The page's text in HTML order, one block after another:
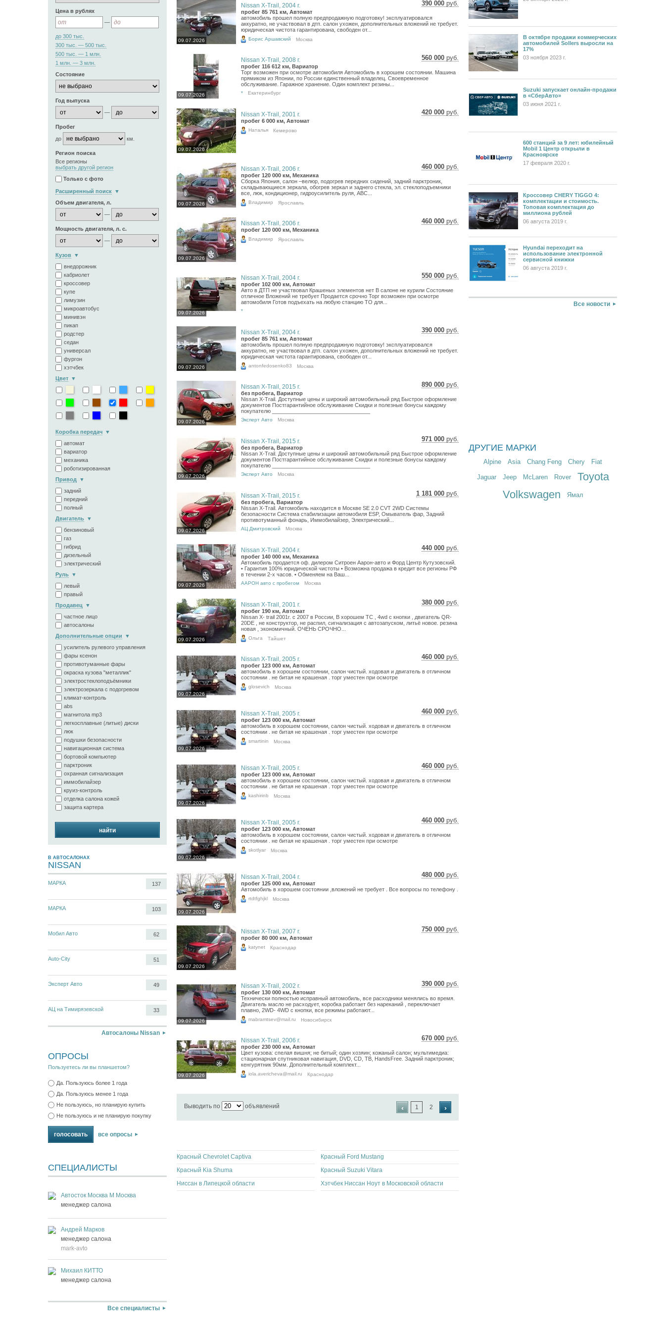
Цена в рублях
—
до 300 тыс.
300 тыс. — 500 тыс.
500 тыс. — 1 млн.
1 млн. — 3 млн.
Состояние
Год выпуска
—
Пробег
до
км.
Регион поиска
Все регионы
выбрать другой регион
Только с фото
Расширенный поиск
Объем двигателя, л.
—
Мощность двигателя, л. с.
—
Кузов
внедорожник
кабриолет
кроссовер
купе
лимузин
микроавтобус
минивэн
пикап
родстер
седан
универсал
фургон
хэтчбек
Цвет
Коробка передач
автомат
вариатор
механика
роботизированная
Привод
задний
передний
полный
Двигатель
бензиновый
газ
гибрид
дизельный
электрический
Руль
левый
правый
Продавец
частное лицо
автосалоны
Дополнительные опции
усилитель рулевого управления
фары ксенон
противотуманные фары
окраска кузова "металлик"
электростеклоподъёмники
электрозеркала с подогревом
климат-контроль
abs
магнитола mp3
легкосплавные (литые) диски
люк
подушки безопасности
навигационная система
бортовой компьютер
парктроник
охранная сигнализация
иммобилайзер
круиз-контроль
отделка салона кожей
защита картера
найти
В АВТОСАЛОНАХ
NISSAN
МАРКА 137
МАРКА 103
Мобил Авто 62
Auto-City 51
Эксперт Авто 49
АЦ на Тимирязевской 33
Автосалоны Nissan
ОПРОСЫ
Пользуетесь ли вы планшетом?
Да. Пользуюсь более 1 года
Да. Пользуюсь менее 1 года
Не пользуюсь, но планирую купить
Не пользуюсь и не планирую покупку
все опросы
СПЕЦИАЛИСТЫ
Автосток Москва М Москва
менеджер салона
Андрей Марков
менеджер салона
mark-avto
Михаил КИТТО
менеджер салона
Все специалисты
09.07.2026
390 000 руб.
5 704 €
Nissan X-Trail, 2004 г.
пробег 85 761 км, Автомат
автомобиль прошел полную предпродажную подготовку! эксплуатировался
аккуратно, не участвовал в дтп. салон ухожен, дополнительных вложений не требует.
юридическая чистота гарантирована, свободен от...
Борис Аршавский Москва
09.07.2026
560 000 руб.
8 190 €
Nissan X-Trail, 2008 г.
пробег 116 612 км, Вариатор
Торг возможен при осмотре автомобиля Автомобиль в хорошем состоянии. Машина
прямиком из Японии, по России единственный владелец. Своевременное
обслуживание. Гаражное хранение. Один комплект резины...
* Екатеринбург
09.07.2026
420 000 руб.
Nissan X-Trail, 2001 г.
пробег 6 000 км, Автомат
Наталья Кемерово
09.07.2026
460 000 руб.
6 728 €
Nissan X-Trail, 2006 г.
пробег 120 000 км, Механика
Сборка Япония, салон –велюр, подогрев передних сидений, задний парктроник,
складывающиеся зеркала, обогрев зеркал и заднего стекла, эл. стеклоподъемники
все, люк, кондиционер, гидроусилитель руля, АВС...
Владимир Ярославль
09.07.2026
460 000 руб.
Nissan X-Trail, 2006 г.
пробег 120 000 км, Механика
Владимир Ярославль
09.07.2026
550 000 руб.
8 044 €
Nissan X-Trail, 2004 г.
пробег 102 000 км, Автомат
Авто в ДТП не участвовал Крашеных элементов нет В салоне не курили Состояние
отличное Вложений не требует Продается срочно Торг возможен при осмотре
автомобиля Готов подъехать на любую станцию ТО для...
*
09.07.2026
390 000 руб.
5 704 €
Nissan X-Trail, 2004 г.
пробег 85 761 км, Автомат
автомобиль прошел полную предпродажную подготовку! эксплуатировался
аккуратно, не участвовал в дтп. салон ухожен, дополнительных вложений не требует.
юридическая чистота гарантирована, свободен от...
antonfedosenko83 Москва
09.07.2026
890 000 руб.
13 017 €
Nissan X-Trail, 2015 г.
без пробега, Вариатор
Nissan X-Trail. Доступные цены и широкий автомобильный ряд Быстрое оформление
документов Постгарантийное обслуживание Скидки и полезные бонусы каждому
покупателю _________________________________
Эксперт Авто Москва
09.07.2026
971 000 руб.
14 202 €
Nissan X-Trail, 2015 г.
без пробега, Вариатор
Nissan X-Trail. Доступные цены и широкий автомобильный ряд Быстрое оформление
документов Постгарантийное обслуживание Скидки и полезные бонусы каждому
покупателю _________________________________
Эксперт Авто Москва
09.07.2026
1 181 000 руб.
17 274 €
Nissan X-Trail, 2015 г.
без пробега, Вариатор
Nissan X-Trail. Автомобиль находится в Москве SE 2.0 CVT 2WD Системы
безопасности Система стабилизации автомобиля ESP, Омыватель фар, Задний
противотуманный фонарь, Иммобилайзер, Электрический...
АЦ Дмитровский Москва
09.07.2026
440 000 руб.
6 435 €
Nissan X-Trail, 2004 г.
пробег 140 000 км, Механика
Автомобиль продается оф. дилером Ситроен Аарон-авто и Форд Центр Кутузовский.
• Гарантия 100% юридической чистоты • Возможна продажа в кредит все регионы РФ
в течении 2-х часов. • Обменяем на Ваш...
ААРОН авто с пробегом Москва
09.07.2026
380 000 руб.
5 558 €
Nissan X-Trail, 2001 г.
пробег 190 км, Автомат
Nissan X- trail 2001г. c 2007 в России, В хорошем ТС , 4wd с кнопки , двигатель QR-
20DE , не конструктор, не распил, сигнализация с автозапуском, литьё новое. резина
новая , экономичный. ОЧЕНЬ СРОЧНО...
Ольга Тайшет
09.07.2026
460 000 руб.
6 728 €
Nissan X-Trail, 2005 г.
пробег 123 000 км, Автомат
автомобиль в хорошем состоянии, салон чистый. ходовая и двигатель в отличном
состоянии . не битая не крашеная . торг уместен при осмотре
glosevich Москва
09.07.2026
460 000 руб.
6 728 €
Nissan X-Trail, 2005 г.
пробег 123 000 км, Автомат
автомобиль в хорошем состоянии, салон чистый. ходовая и двигатель в отличном
состоянии . не битая не крашеная . торг уместен при осмотре
smartinin Москва
09.07.2026
460 000 руб.
6 728 €
Nissan X-Trail, 2005 г.
пробег 123 000 км, Автомат
автомобиль в хорошем состоянии, салон чистый. ходовая и двигатель в отличном
состоянии . не битая не крашеная . торг уместен при осмотре
kashirinb Москва
09.07.2026
460 000 руб.
6 728 €
Nissan X-Trail, 2005 г.
пробег 123 000 км, Автомат
автомобиль в хорошем состоянии, салон чистый. ходовая и двигатель в отличном
состоянии . не битая не крашеная . торг уместен при осмотре
skotlyar Москва
09.07.2026
480 000 руб.
7 020 €
Nissan X-Trail, 2004 г.
пробег 125 000 км, Автомат
Автомобиль в хорошем состоянии ,вложений не требует . Все вопросы по телефону .
rtdtfghjkl Москва
09.07.2026
750 000 руб.
Nissan X-Trail, 2007 г.
пробег 80 000 км, Автомат
katynet Краснодар
09.07.2026
390 000 руб.
5 704 €
Nissan X-Trail, 2002 г.
пробег 130 000 км, Автомат
Технически полностью исправный автомобиль, все расходники менялись во время.
Двигатель масло не расходует, коробка работает без нареканий , переключает
плавно, 2WD- 4WD с кнопки, все режимы работают...
mabramtsev@mail.ru Новосибирск
09.07.2026
670 000 руб.
9 799 €
Nissan X-Trail, 2006 г.
пробег 230 000 км, Автомат
Цвет кузова: спелая вишня; не битый; один хозяин; кожаный салон; мультимедиа:
стационарная спутниковая навигация, DVD, CD, ТВ, HandsFree. Задний парктроник;
кенгурятник 90мм. Дополнительный комплект...
iola.avericheva@mail.ru Краснодар
Выводить по объявлений ‹ 1 2 ›
Красный Chevrolet Captiva
Красный Ford Mustang
Красный Kia Shuma
Красный Suzuki Vitara
Ниссан в Липецкой области
Хэтчбек Ниссан Ноут в Московской области
В октябре продажи коммерческих
автомобилей Sollers выросли на
17%
03 ноября 2023 г.
Suzuki запускает онлайн-продажи
в «СберАвто»
03 июня 2021 г.
600 станций за 9 лет: юбилейный
Mobil 1 Центр открыли в
Красноярске
17 февраля 2020 г.
Кроссовер CHERY TIGGO 4:
комплектации и стоимость.
Топовая комплектация до
миллиона рублей
06 августа 2019 г.
Hyundai переходит на
использование электронной
сервисной книжки
06 августа 2019 г.
Все новости
ДРУГИЕ МАРКИ
Alpine Asia Chang Feng Chery Fiat
Jaguar Jeep McLaren Rover
Toyota
Volkswagen
Ямал